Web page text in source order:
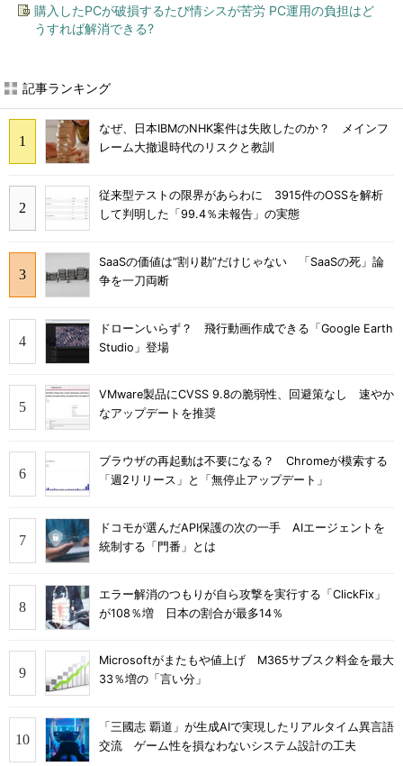
購入したPCが破損するたび情シスが苦労 PC運用の負担はど
うすれば解消できる?
記事ランキング
なぜ、日本IBMのNHK案件は失敗したのか？ メインフ
レーム大撤退時代のリスクと教訓
従来型テストの限界があらわに 3915件のOSSを解析
して判明した「99.4％未報告」の実態
SaaSの価値は“割り勘”だけじゃない 「SaaSの死」論
争を一刀両断
ドローンいらず？ 飛行動画作成できる「Google Earth
Studio」登場
VMware製品にCVSS 9.8の脆弱性、回避策なし 速やか
なアップデートを推奨
ブラウザの再起動は不要になる？ Chromeが模索する
「週2リリース」と「無停止アップデート」
ドコモが選んだAPI保護の次の一手 AIエージェントを
統制する「門番」とは
エラー解消のつもりが自ら攻撃を実行する「ClickFix」
が108％増 日本の割合が最多14％
Microsoftがまたもや値上げ M365サブスク料金を最大
33％増の「言い分」
「三國志 覇道」が生成AIで実現したリアルタイム異言語
交流 ゲーム性を損なわないシステム設計の工夫